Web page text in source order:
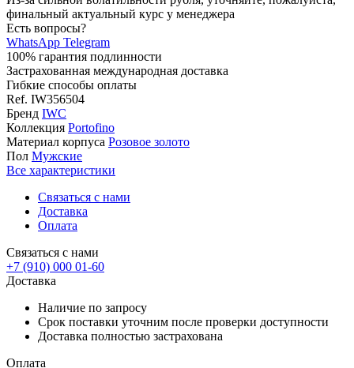
финальный актуальный курс у менеджера
Есть вопросы?
WhatsApp Telegram
100% гарантия подлинности
Застрахованная международная доставка
Гибкие способы оплаты
Ref. IW356504
Бренд IWC
Коллекция Portofino
Материал корпуса Розовое золото
Пол Мужские
Все характеристики
Связаться с нами
Доставка
Оплата
Связаться с нами
+7 (910) 000 01-60
Доставка
Наличие по запросу
Срок поставки уточним после проверки доступности
Доставка полностью застрахована
Оплата